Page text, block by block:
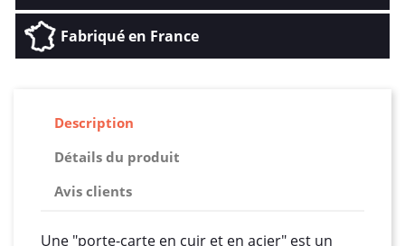
Fabriqué en France
Description
Détails du produit
Avis clients
Une "porte-carte en cuir et en acier" est un